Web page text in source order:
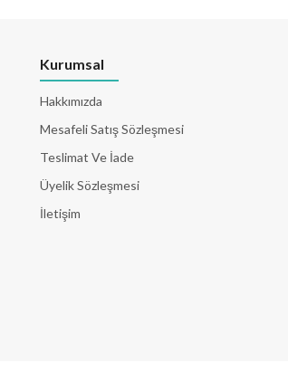
Kurumsal
Hakkımızda
Mesafeli Satış Sözleşmesi
Teslimat Ve İade
Üyelik Sözleşmesi
İletişim